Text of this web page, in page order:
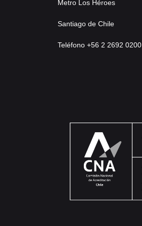
Metro Los Héroes
Santiago de Chile
Teléfono +56 2 2692 0200